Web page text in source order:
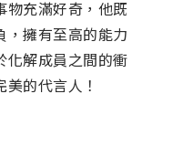
物充滿好奇，他既
，擁有至高的能力
化解成員之間的衝
的代言人！